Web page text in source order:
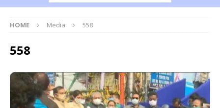
HOME Media 558
558